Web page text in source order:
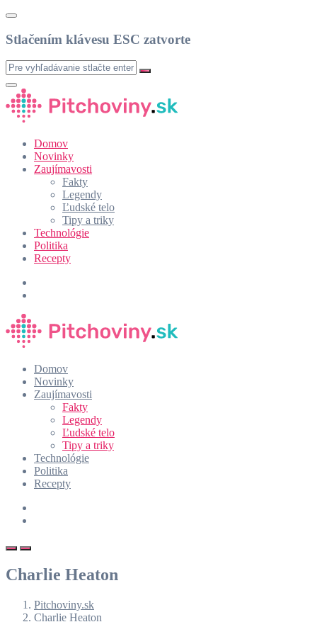
Stlačením klávesu ESC zatvorte
Domov
Novinky
Zaujímavosti
Fakty
Legendy
Ľudské telo
Tipy a triky
Technológie
Politika
Recepty
Domov
Novinky
Zaujímavosti
Fakty
Legendy
Ľudské telo
Tipy a triky
Technológie
Politika
Recepty
Charlie Heaton
Pitchoviny.sk
Charlie Heaton